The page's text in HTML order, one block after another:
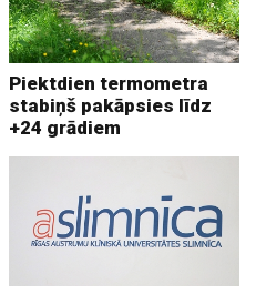
Piektdien termometra
stabiņš pakāpsies līdz
+24 grādiem